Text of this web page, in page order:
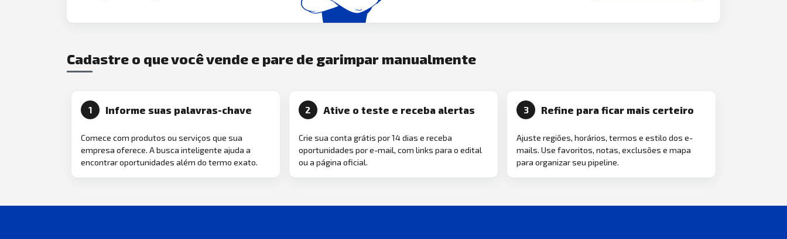
Cadastre o que você vende e pare de garimpar manualmente
1 Informe suas palavras-chave
Comece com produtos ou serviços que sua
empresa oferece. A busca inteligente ajuda a
encontrar oportunidades além do termo exato.
2 Ative o teste e receba alertas
Crie sua conta grátis por 14 dias e receba
oportunidades por e-mail, com links para o edital
ou a página oficial.
3 Refine para ficar mais certeiro
Ajuste regiões, horários, termos e estilo dos e-
mails. Use favoritos, notas, exclusões e mapa
para organizar seu pipeline.